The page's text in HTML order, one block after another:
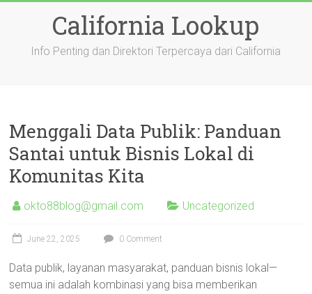
California Lookup
Info Penting dan Direktori Terpercaya dari California
Menggali Data Publik: Panduan
Santai untuk Bisnis Lokal di
Komunitas Kita
okto88blog@gmail.com Uncategorized
June 22, 2025 0 Comment
Data publik, layanan masyarakat, panduan bisnis lokal—
semua ini adalah kombinasi yang bisa memberikan